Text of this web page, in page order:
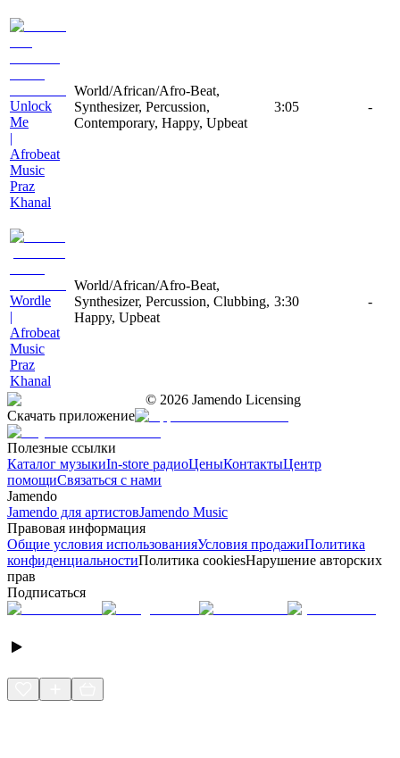
Unlock
Me
|
Afrobeat
Music
Praz
Khanal
World/African/Afro-Beat,
Synthesizer, Percussion,
Contemporary, Happy, Upbeat
3:05 -
Wordle
|
Afrobeat
Music
Praz
Khanal
World/African/Afro-Beat,
Synthesizer, Percussion, Clubbing,
Happy, Upbeat
3:30 -
© 2026 Jamendo Licensing
Скачать приложение
Полезные ссылки
Каталог музыкиIn-store радиоЦеныКонтактыЦентр
помощиСвязаться с нами
Jamendo
Jamendo для артистовJamendo Music
Правовая информация
Общие условия использованияУсловия продажиПолитика
конфиденциальностиПолитика cookiesНарушение авторских
прав
Подписаться